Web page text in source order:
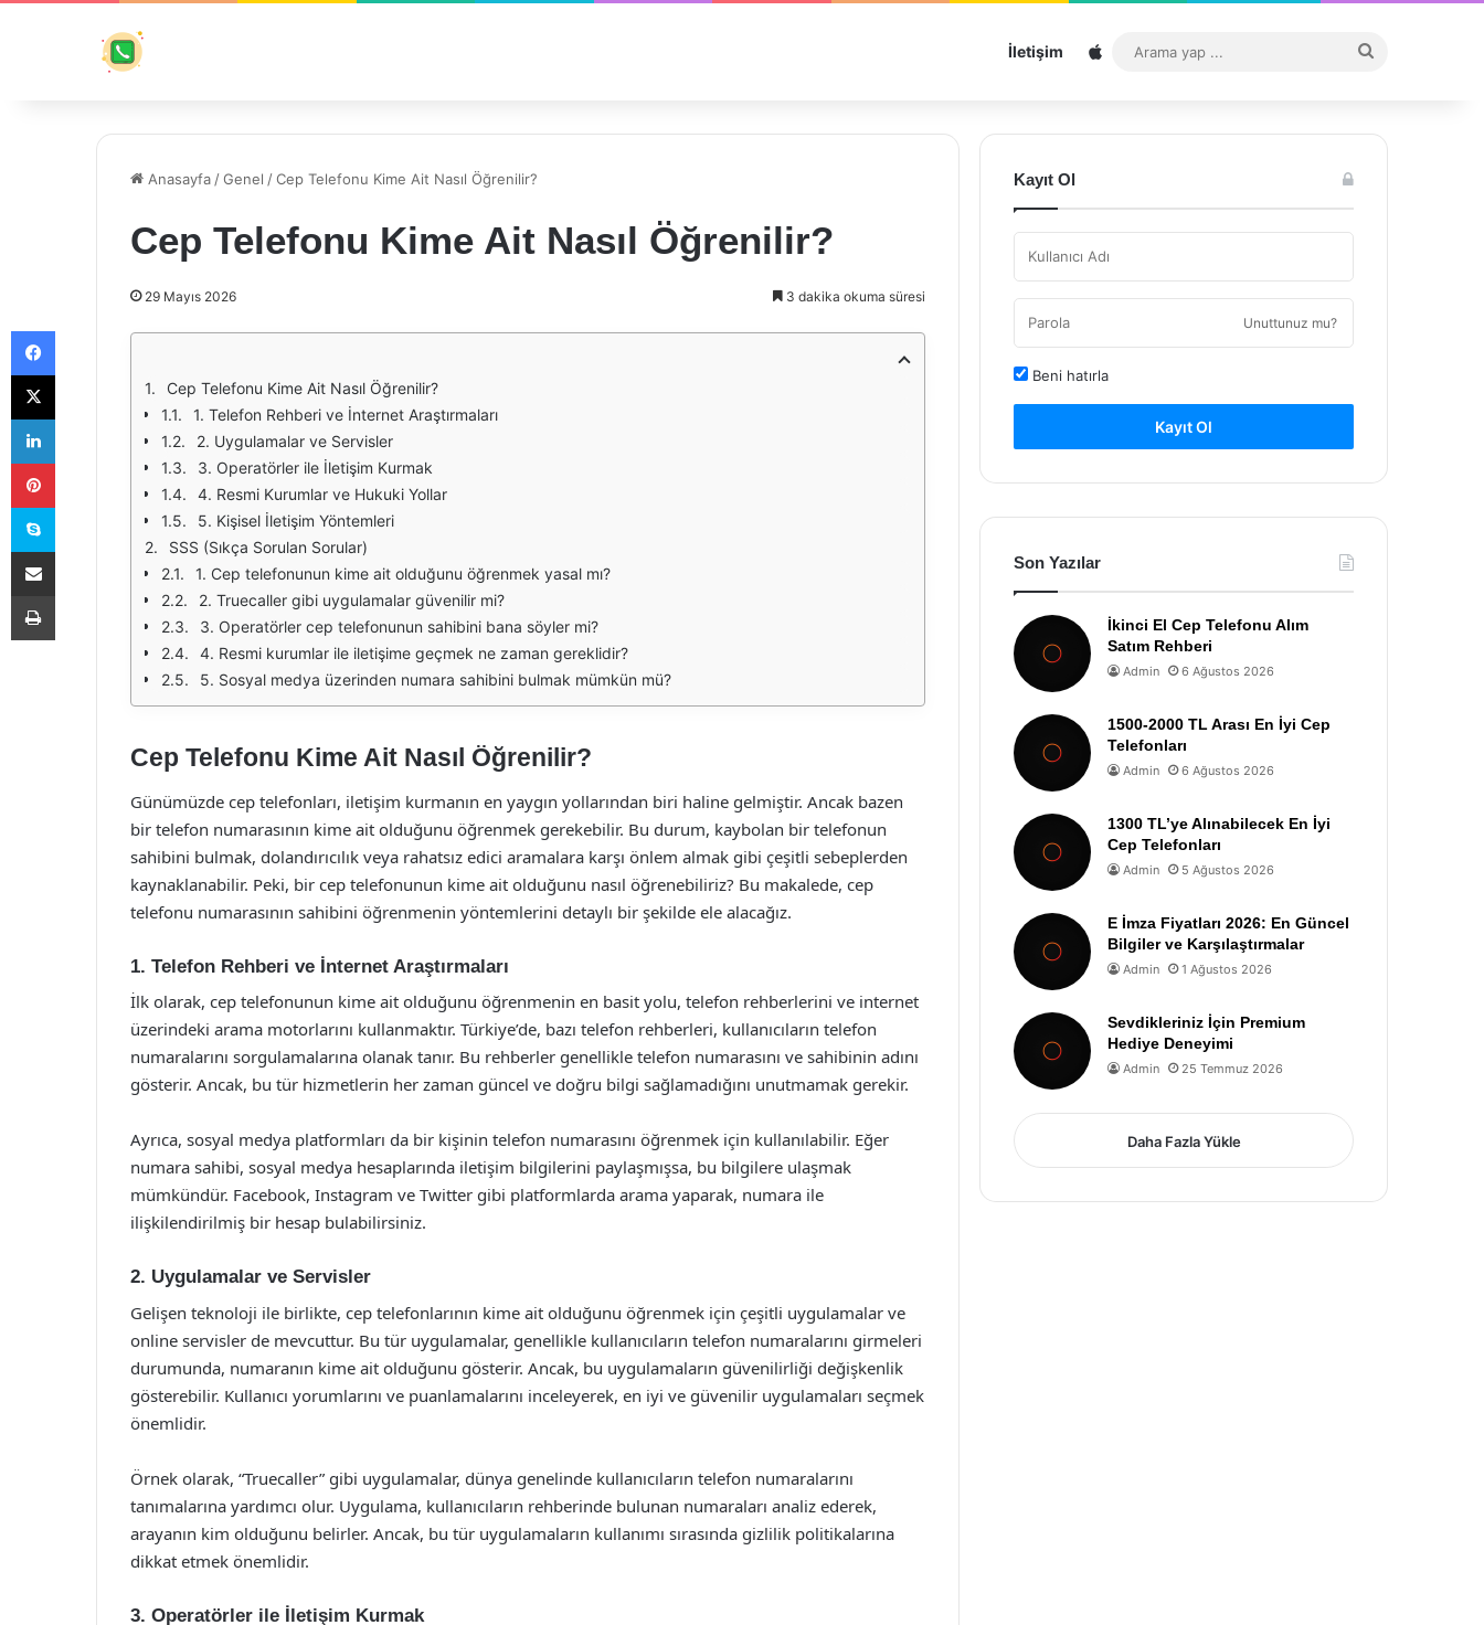
İletişim Sitemap
...
Anasayfa /Genel /Cep Telefonu Kime Ait Nasıl Öğrenilir?
Cep Telefonu Kime Ait Nasıl Öğrenilir?
29 Mayıs 2026 3 dakika okuma süresi
Cep Telefonu Kime Ait Nasıl Öğrenilir?
1. Telefon Rehberi ve İnternet Araştırmaları
2. Uygulamalar ve Servisler
3. Operatörler ile İletişim Kurmak
4. Resmi Kurumlar ve Hukuki Yollar
5. Kişisel İletişim Yöntemleri
SSS (Sıkça Sorulan Sorular)
1. Cep telefonunun kime ait olduğunu öğrenmek yasal mı?
2. Truecaller gibi uygulamalar güvenilir mi?
3. Operatörler cep telefonunun sahibini bana söyler mi?
4. Resmi kurumlar ile iletişime geçmek ne zaman gereklidir?
5. Sosyal medya üzerinden numara sahibini bulmak mümkün mü?
Cep Telefonu Kime Ait Nasıl Öğrenilir?
Günümüzde cep telefonları, iletişim kurmanın en yaygın yollarından biri haline gelmiştir. Ancak bazen
bir telefon numarasının kime ait olduğunu öğrenmek gerekebilir. Bu durum, kaybolan bir telefonun
sahibini bulmak, dolandırıcılık veya rahatsız edici aramalara karşı önlem almak gibi çeşitli sebeplerden
kaynaklanabilir. Peki, bir cep telefonunun kime ait olduğunu nasıl öğrenebiliriz? Bu makalede, cep
telefonu numarasının sahibini öğrenmenin yöntemlerini detaylı bir şekilde ele alacağız.
1. Telefon Rehberi ve İnternet Araştırmaları
İlk olarak, cep telefonunun kime ait olduğunu öğrenmenin en basit yolu, telefon rehberlerini ve internet
üzerindeki arama motorlarını kullanmaktır. Türkiye’de, bazı telefon rehberleri, kullanıcıların telefon
numaralarını sorgulamalarına olanak tanır. Bu rehberler genellikle telefon numarasını ve sahibinin adını
gösterir. Ancak, bu tür hizmetlerin her zaman güncel ve doğru bilgi sağlamadığını unutmamak gerekir.
Ayrıca, sosyal medya platformları da bir kişinin telefon numarasını öğrenmek için kullanılabilir. Eğer
numara sahibi, sosyal medya hesaplarında iletişim bilgilerini paylaşmışsa, bu bilgilere ulaşmak
mümkündür. Facebook, Instagram ve Twitter gibi platformlarda arama yaparak, numara ile
ilişkilendirilmiş bir hesap bulabilirsiniz.
2. Uygulamalar ve Servisler
Gelişen teknoloji ile birlikte, cep telefonlarının kime ait olduğunu öğrenmek için çeşitli uygulamalar ve
online servisler de mevcuttur. Bu tür uygulamalar, genellikle kullanıcıların telefon numaralarını girmeleri
durumunda, numaranın kime ait olduğunu gösterir. Ancak, bu uygulamaların güvenilirliği değişkenlik
gösterebilir. Kullanıcı yorumlarını ve puanlamalarını inceleyerek, en iyi ve güvenilir uygulamaları seçmek
önemlidir.
Örnek olarak, “Truecaller” gibi uygulamalar, dünya genelinde kullanıcıların telefon numaralarını
tanımalarına yardımcı olur. Uygulama, kullanıcıların rehberinde bulunan numaraları analiz ederek,
arayanın kim olduğunu belirler. Ancak, bu tür uygulamaların kullanımı sırasında gizlilik politikalarına
dikkat etmek önemlidir.
3. Operatörler ile İletişim Kurmak
Kayıt Ol
Unuttunuz mu?
Beni hatırla
Kayıt Ol
Son Yazılar
İkinci El Cep Telefonu Alım
Satım Rehberi
Admin 6 Ağustos 2026
1500-2000 TL Arası En İyi Cep
Telefonları
Admin 6 Ağustos 2026
1300 TL’ye Alınabilecek En İyi
Cep Telefonları
Admin 5 Ağustos 2026
E İmza Fiyatları 2026: En Güncel
Bilgiler ve Karşılaştırmalar
Admin 1 Ağustos 2026
Sevdikleriniz İçin Premium
Hediye Deneyimi
Admin 25 Temmuz 2026
Daha Fazla Yükle
Facebook
X
LinkedIn
Pinterest
Skype
E-Posta ile paylaş